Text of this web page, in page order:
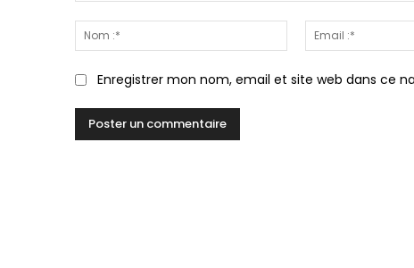
:*
Enregistrer mon nom, email et site web dans ce